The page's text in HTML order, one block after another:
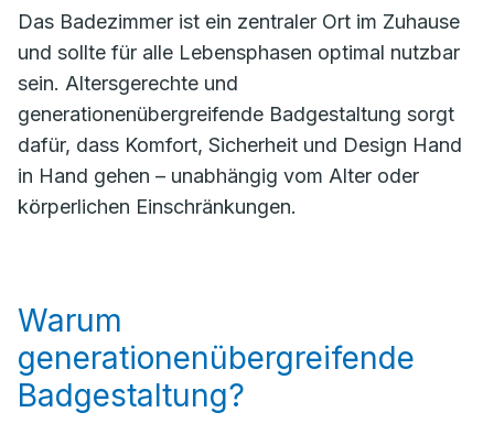
Das Badezimmer ist ein zentraler Ort im Zuhause
und sollte für alle Lebensphasen optimal nutzbar
sein. Altersgerechte und
generationenübergreifende Badgestaltung sorgt
dafür, dass Komfort, Sicherheit und Design Hand
in Hand gehen – unabhängig vom Alter oder
körperlichen Einschränkungen.
Warum
generationenübergreifende
Badgestaltung?